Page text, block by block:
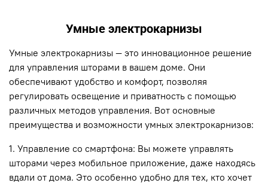
Умные электрокарнизы
Умные электрокарнизы — это инновационное решение
для управления шторами в вашем доме. Они
обеспечивают удобство и комфорт, позволяя
регулировать освещение и приватность с помощью
различных методов управления. Вот основные
преимущества и возможности умных электрокарнизов:
1. Управление со смартфона: Вы можете управлять
шторами через мобильное приложение, даже находясь
вдали от дома. Это особенно удобно для тех, кто хочет